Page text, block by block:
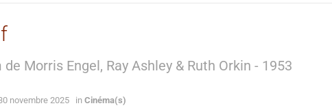
Morris Engel, Ray Ashley & Ruth Orkin - 1953
novembre 2025 in Cinéma(s)